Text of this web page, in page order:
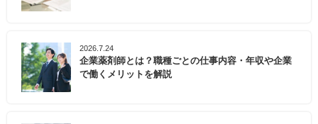
2026.7.24
企業薬剤師とは？職種ごとの仕事内容・年収や企業
で働くメリットを解説